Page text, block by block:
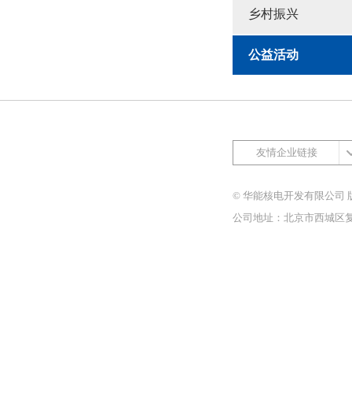
乡村振兴
公益活动
友情企业链接
© 华能核电开发有限公司
公司地址：北京市西城区